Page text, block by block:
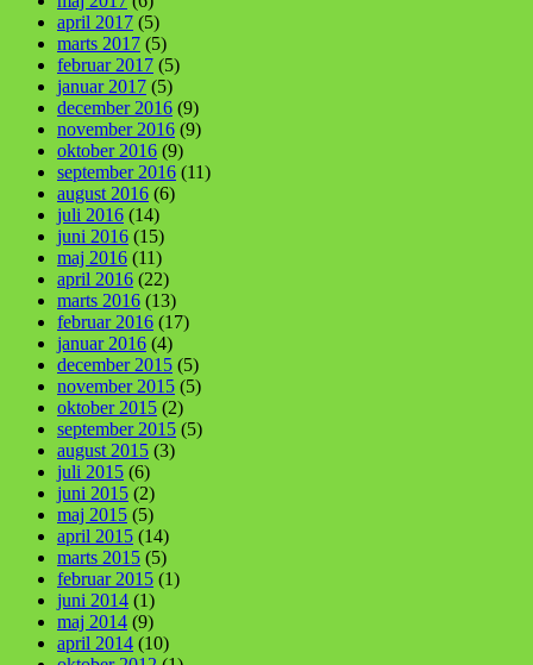
april 2017 (5)
marts 2017 (5)
februar 2017 (5)
januar 2017 (5)
december 2016 (9)
november 2016 (9)
oktober 2016 (9)
september 2016 (11)
august 2016 (6)
juli 2016 (14)
juni 2016 (15)
maj 2016 (11)
april 2016 (22)
marts 2016 (13)
februar 2016 (17)
januar 2016 (4)
december 2015 (5)
november 2015 (5)
oktober 2015 (2)
september 2015 (5)
august 2015 (3)
juli 2015 (6)
juni 2015 (2)
maj 2015 (5)
april 2015 (14)
marts 2015 (5)
februar 2015 (1)
juni 2014 (1)
maj 2014 (9)
april 2014 (10)